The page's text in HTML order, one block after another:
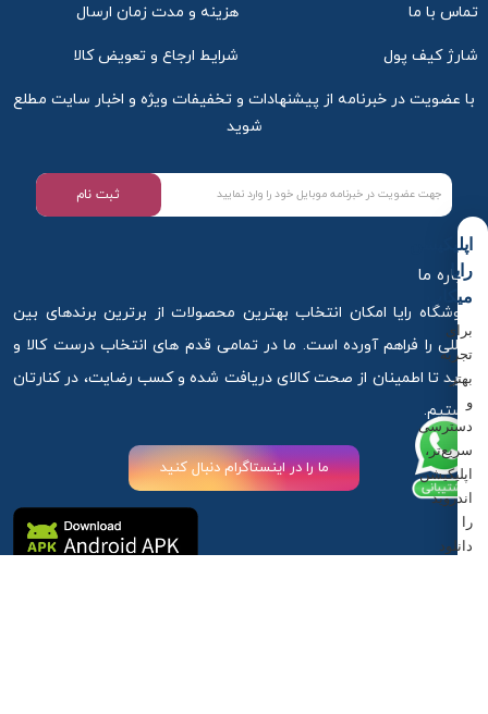
تماس با ما هزینه و مدت زمان ارسال
شارژ کیف پول شرایط ارجاع و تعویض کالا
با عضویت در خبرنامه از پیشنهادات و تخفیفات ویژه و اخبار سایت مطلع
شوید
ثبت نام
درباره ما
فروشگاه رایا امکان انتخاب بهترین محصولات از برترین برندهای بین
المللی را فراهم آورده است. ما در تمامی قدم های انتخاب درست کالا و
خرید تا اطمینان از صحت کالای دریافت شده و کسب رضایت، در کنارتان
هستیم.
ما را در اینستاگرام دنبال کنید
اپلیکیشن
رایا
میکاپ
برای
تجربه
بهتر
و
دسترسی
سریع‌تر،
اپلیکیشن
اندروید
را
دانلود